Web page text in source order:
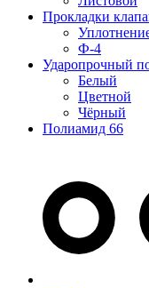
Прокладки
Ф-4
Ударопрочный
Белый
Цветной
Чёрный
Полиамид 66